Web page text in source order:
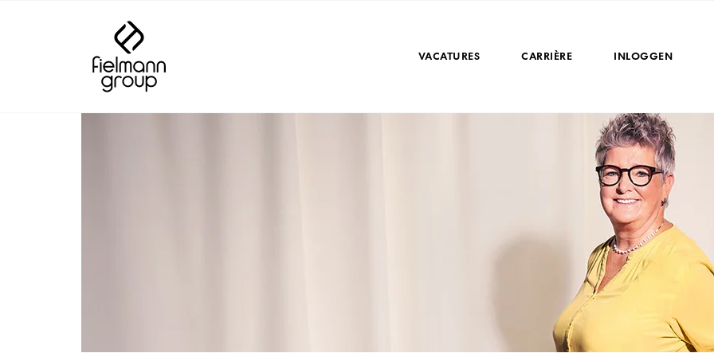
VACATURES CARRIÈRE INLOGGEN